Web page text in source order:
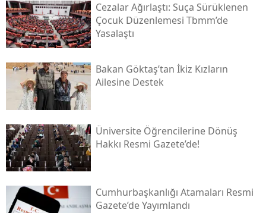
Cezalar Ağırlaştı: Suça Sürüklenen
Çocuk Düzenlemesi Tbmm’de
Yasalaştı
Bakan Göktaş’tan İkiz Kızların
Ailesine Destek
Üniversite Öğrencilerine Dönüş
Hakkı Resmi Gazete’de!
Cumhurbaşkanlığı Atamaları Resmi
Gazete’de Yayımlandı